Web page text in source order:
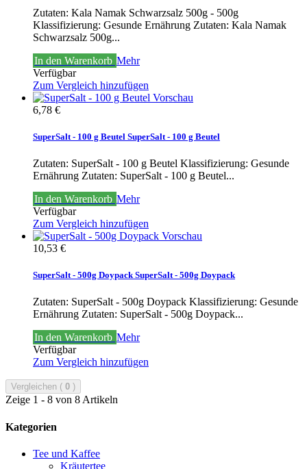
Zutaten: Kala Namak Schwarzsalz 500g - 500g
Klassifizierung: Gesunde Ernährung Zutaten: Kala Namak
Schwarzsalz 500g...
In den Warenkorb Mehr
Verfügbar
Zum Vergleich hinzufügen
Vorschau
6,78 €
SuperSalt - 100 g Beutel SuperSalt - 100 g Beutel
Zutaten: SuperSalt - 100 g Beutel Klassifizierung: Gesunde
Ernährung Zutaten: SuperSalt - 100 g Beutel...
In den Warenkorb Mehr
Verfügbar
Zum Vergleich hinzufügen
Vorschau
10,53 €
SuperSalt - 500g Doypack SuperSalt - 500g Doypack
Zutaten: SuperSalt - 500g Doypack Klassifizierung: Gesunde
Ernährung Zutaten: SuperSalt - 500g Doypack...
In den Warenkorb Mehr
Verfügbar
Zum Vergleich hinzufügen
Vergleichen ( 0 )
Zeige 1 - 8 von 8 Artikeln
Kategorien
Tee und Kaffee
Kräutertee